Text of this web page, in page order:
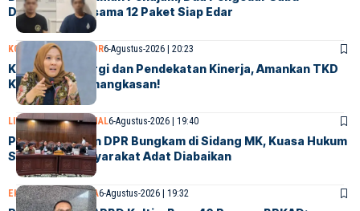
Ditangkap Bersama 12 Paket Siap Edar
KOLOM KONTRIBUTOR6-Agustus-2026 | 20:23
Kokohkan Sinergi dan Pendekatan Kinerja, Amankan TKD
Kaltim dari Pemangkasan!
LINGKUNGANNASIONAL6-Agustus-2026 | 19:40
Pemerintah dan DPR Bungkam di Sidang MK, Kuasa Hukum
Sebut Hak Masyarakat Adat Diabaikan
EKONOMI SAMARINDA6-Agustus-2026 | 19:32